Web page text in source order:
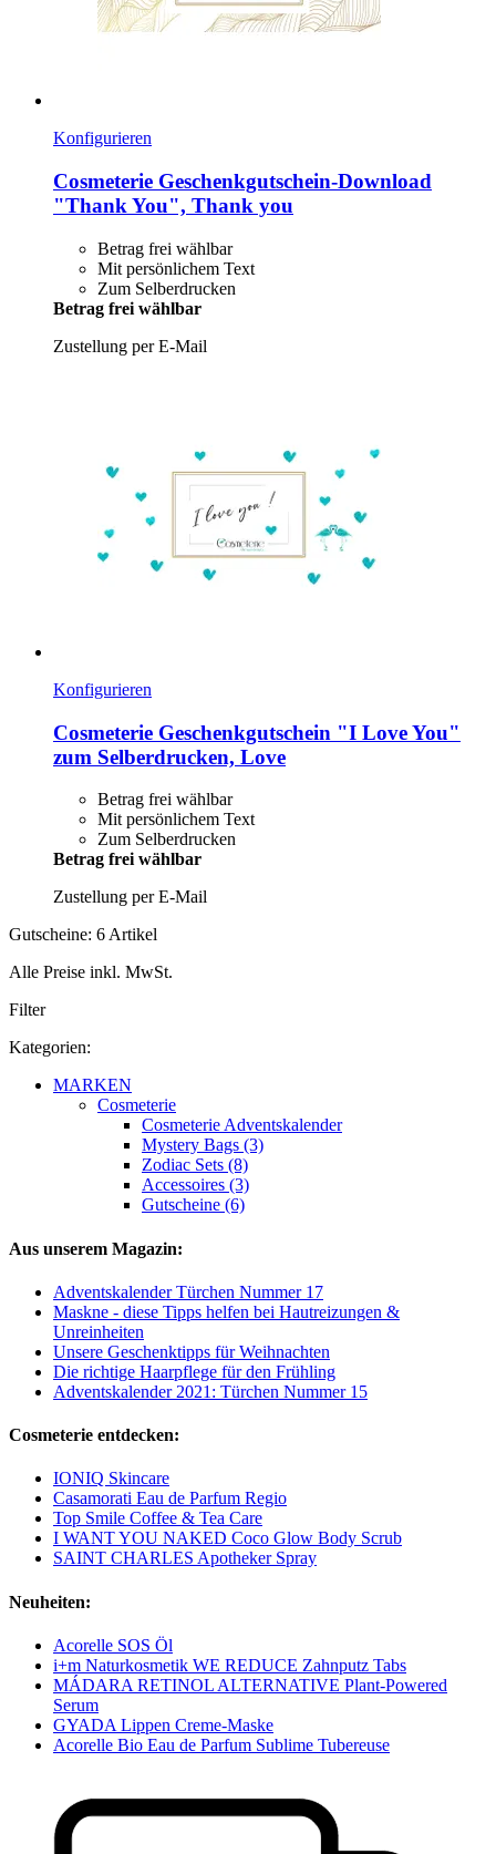
Konfigurieren
Cosmeterie Geschenkgutschein-​Download
"Thank You", Thank you
Betrag frei wählbar
Mit persönlichem Text
Zum Selberdrucken
Betrag frei wählbar
Zustellung per E-Mail
Konfigurieren
Cosmeterie Geschenkgutschein "I Love You"
zum Selberdrucken, Love
Betrag frei wählbar
Mit persönlichem Text
Zum Selberdrucken
Betrag frei wählbar
Zustellung per E-Mail
Gutscheine: 6 Artikel
Alle Preise inkl. MwSt.
Filter
Kategorien:
MARKEN
Cosmeterie
Cosmeterie Adventskalender
Mystery Bags (3)
Zodiac Sets (8)
Accessoires (3)
Gutscheine (6)
Aus unserem Magazin:
Adventskalender Türchen Nummer 17
Maskne - diese Tipps helfen bei Hautreizungen &
Unreinheiten
Unsere Geschenktipps für Weihnachten
Die richtige Haarpflege für den Frühling
Adventskalender 2021: Türchen Nummer 15
Cosmeterie entdecken:
IONIQ Skincare
Casamorati Eau de Parfum Regio
Top Smile Coffee & Tea Care
I WANT YOU NAKED Coco Glow Body Scrub
SAINT CHARLES Apotheker Spray
Neuheiten:
Acorelle SOS Öl
i+m Naturkosmetik WE REDUCE Zahnputz Tabs
MÁDARA RETINOL ALTERNATIVE Plant-Powered
Serum
GYADA Lippen Creme-Maske
Acorelle Bio Eau de Parfum Sublime Tubereuse